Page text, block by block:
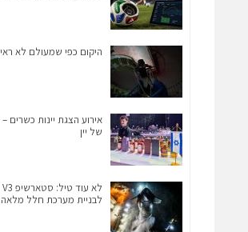
היקום כפי שמעולם לא
אירוע הצגת יינות כשרים
של יין
לבניית מערכת חלל מלאה